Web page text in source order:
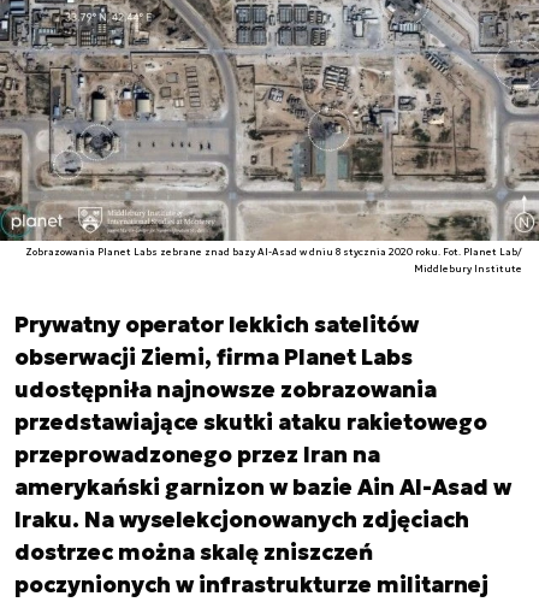
Zobrazowania Planet Labs zebrane znad bazy Al-Asad w dniu 8 stycznia 2020 roku. Fot. Planet Lab/
Middlebury Institute
Prywatny operator lekkich satelitów
obserwacji Ziemi, firma Planet Labs
udostępniła najnowsze zobrazowania
przedstawiające skutki ataku rakietowego
przeprowadzonego przez Iran na
amerykański garnizon w bazie Ain Al-Asad w
Iraku. Na wyselekcjonowanych zdjęciach
dostrzec można skalę zniszczeń
poczynionych w infrastrukturze militarnej